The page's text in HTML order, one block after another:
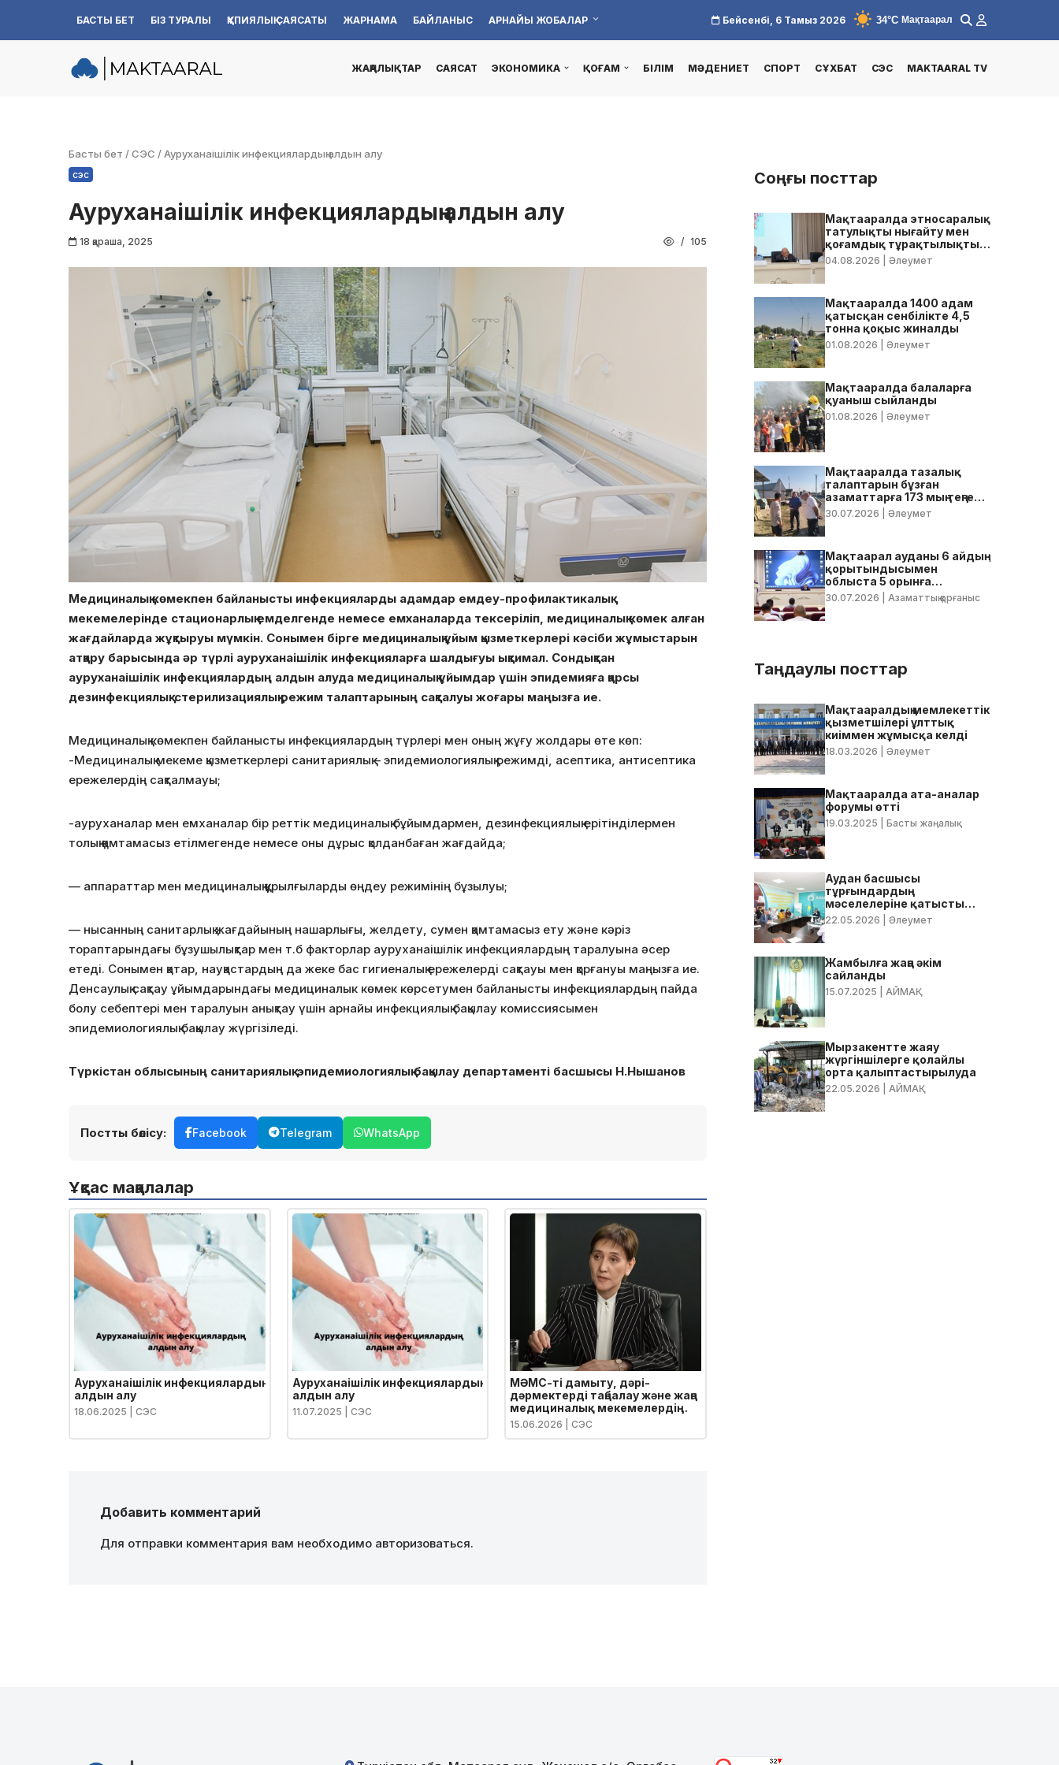
Skip
БАСТЫ БЕТ БІЗ ТУРАЛЫ ҚҰПИЯЛЫҚ САЯСАТЫ ЖАРНАМА БАЙЛАНЫС АРНАЙЫ ЖОБАЛАР Бейсенбі, 6 Тамыз 2026 34°C Мақтаарал
ЖАҢАЛЫҚТАР САЯСАТ ЭКОНОМИКА ҚОҒАМ БІЛІМ МӘДЕНИЕТ СПОРТ СҰХБАТ СЭС MAKTAARAL TV
Басты бет /СЭС /Ауруханаішілік инфекциялардың алдын алу
сэс
Ауруханаішілік инфекциялардың алдын алу
18 қараша, 2025 105
Медициналық көмекпен байланысты инфекцияларды адамдар емдеу-профилактикалық
мекемелерінде стационарлық емделгенде немесе емханаларда тексеріліп, медициналық көмек алған
жағдайларда жұқтыруы мүмкін. Сонымен бірге медициналық ұйым қызметкерлері кәсіби жұмыстарын
атқару барысында әр түрлі ауруханаішілік инфекцияларға шалдығуы ықтимал. Сондықтан
ауруханаішілік инфекциялардың алдын алуда медициналық ұйымдар үшін эпидемияға қарсы
дезинфекциялық-стерилизациялық режим талаптарының сақталуы жоғары маңызға ие.
Медициналық көмекпен байланысты инфекциялардың түрлері мен оның жұғу жолдары өте көп:
-Медициналық мекеме қызметкерлері санитариялық – эпидемиологиялық режимді, асептика, антисептика
ережелердің сақталмауы;
-ауруханалар мен емханалар бір реттік медициналық бұйымдармен, дезинфекциялық ерітінділермен
толық қамтамасыз етілмегенде немесе оны дұрыс қолданбаған жағдайда;
— аппараттар мен медициналық құрылғыларды өңдеу режимінің бұзылуы;
— нысанның санитарлық жағдайының нашарлығы, желдету, сумен қамтамасыз ету және кәріз
тораптарындағы бұзушылықтар мен т.б факторлар ауруханаішілік инфекциялардың таралуына әсер
етеді. Сонымен қатар, науқастардың да жеке бас гигиеналық ережелерді сақтауы мен қорғануы маңызға ие.
Денсаулық сақтау ұйымдарындағы медициналык көмек көрсетумен байланысты инфекциялардың пайда
болу себептері мен таралуын анықтау үшін арнайы инфекциялық бақылау комиссиясымен
эпидемиологиялық бақылау жүргізіледі.
Түркістан облысының санитариялық-эпидемиологиялық бақылау департаменті басшысы Н.Нышанов
Постты бөлісу: Facebook Telegram WhatsApp
Ұқсас мақалалар
Ауруханаішілік инфекциялардың
алдын алу
18.06.2025 | СЭС
Ауруханаішілік инфекциялардың
алдын алу
11.07.2025 | СЭС
МӘМС-ті дамыту, дәрі-
дәрмектерді таңбалау және жаңа
медициналық мекемелердің
құрылысы: вице-премьер
Тамара Дүйсеновамен сұхбат
15.06.2026 | СЭС
Добавить комментарий
Для отправки комментария вам необходимо авторизоваться.
Соңғы посттар
Мақтааралда этносаралық
татулықты нығайту мен
қоғамдық тұрақтылықты
қамтамасыз ету бойынша
жедел кеңес өтті
04.08.2026 | Әлеумет
Мақтааралда 1400 адам
қатысқан сенбілікте 4,5
тонна қоқыс жиналды
01.08.2026 | Әлеумет
Мақтааралда балаларға
қуаныш сыйланды
01.08.2026 | Әлеумет
Мақтааралда тазалық
талаптарын бұзған
азаматтарға 173 мың теңге
көлемінде айыппұл
30.07.2026 | Әлеумет
Мақтаарал ауданы 6 айдың
қорытындысымен
облыста 5 орынға
тұрақтады
30.07.2026 | Азаматтық қорғаныс
Таңдаулы посттар
Мақтааралдың мемлекеттік
қызметшілері ұлттық
киіммен жұмысқа келді
18.03.2026 | Әлеумет
Мақтааралда ата-аналар
форумы өтті
19.03.2025 | Басты жаңалық
Аудан басшысы
тұрғындардың
мәселелеріне қатысты
нақты тапсырмалар берді
22.05.2026 | Әлеумет
Жамбылға жаңа әкім
сайланды
15.07.2025 | АЙМАҚ
Мырзакентте жаяу
жүргіншілерге қолайлы
орта қалыптастырылуда
22.05.2026 | АЙМАҚ